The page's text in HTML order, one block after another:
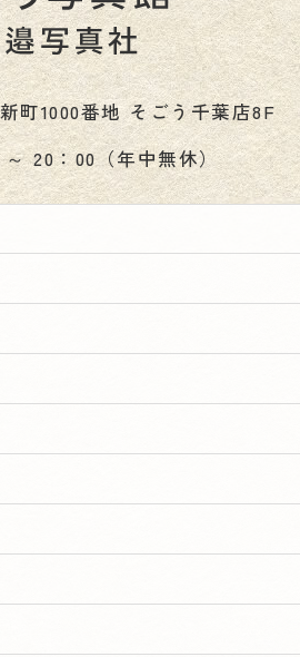
町1000番地 そごう千葉店8F
20：00（年中無休）